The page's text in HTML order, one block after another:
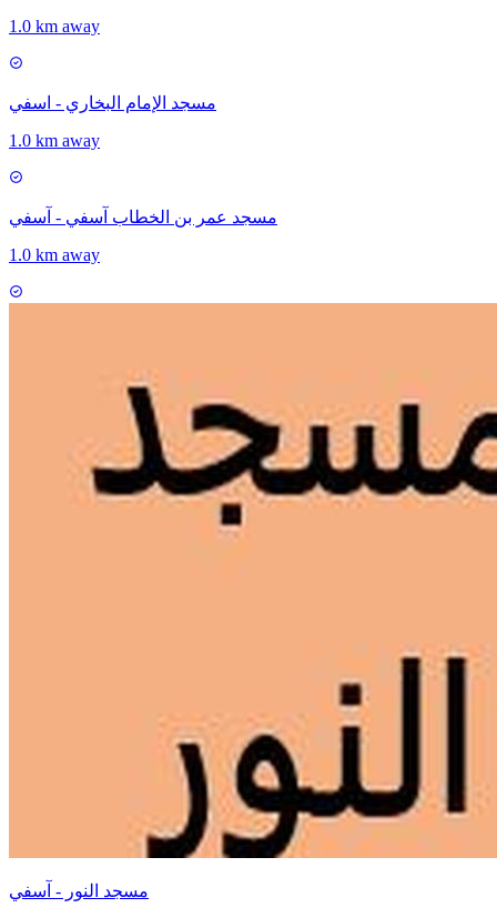
1.0 km away
مسجد الإمام البخاري - اسفي
1.0 km away
مسجد عمر بن الخطاب آسفي - آسفي
1.0 km away
مسجد النور - آسفي